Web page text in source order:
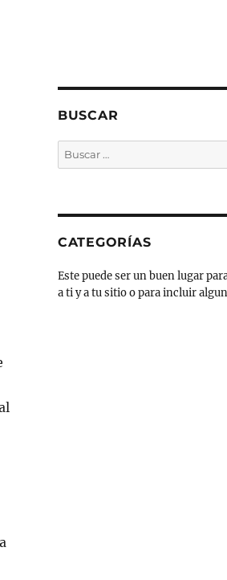
BUSCAR
Buscar
por:
CATEGORÍAS
Este puede ser un buen lugar
a ti y a tu sitio o para incluir